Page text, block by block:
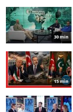
30 min
15 min